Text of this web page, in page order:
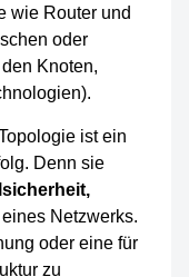
wie Router und
oder
Knoten,
ist ein
Denn sie
eines Netzwerks.
oder eine für
zu